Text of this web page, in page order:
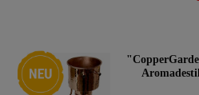
Neuheit